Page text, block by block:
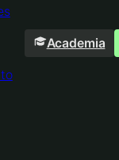
Academia